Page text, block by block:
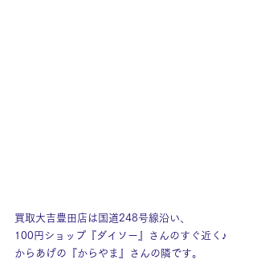
買取大吉豊田店は国道248号線沿い、
100円ショップ『ダイソー』さんのすぐ近く♪
からあげの『からやま』さんの隣です。